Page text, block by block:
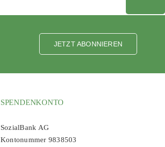
JETZT ABONNIEREN
SPENDENKONTO
SozialBank AG
Kontonummer 9838503